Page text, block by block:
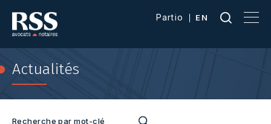
Partio EN
Actualités